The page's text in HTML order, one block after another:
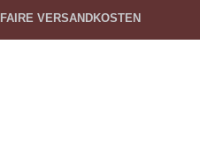
FAIRE VERSANDKOSTEN